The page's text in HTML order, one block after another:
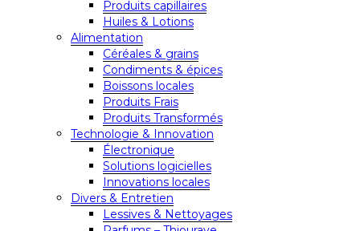
Produits capillaires
Huiles & Lotions
Alimentation
Céréales & grains
Condiments & épices
Boissons locales
Produits Frais
Produits Transformés
Technologie & Innovation
Électronique
Solutions logicielles
Innovations locales
Divers & Entretien
Lessives & Nettoyages